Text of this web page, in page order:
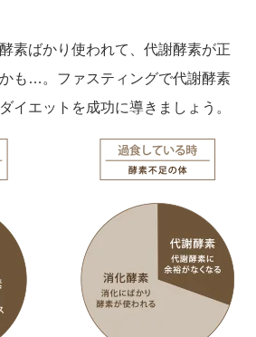
素ばかり使われて、代謝酵素が正
も…。ファスティングで代謝酵素
イエットを成功に導きましょう。